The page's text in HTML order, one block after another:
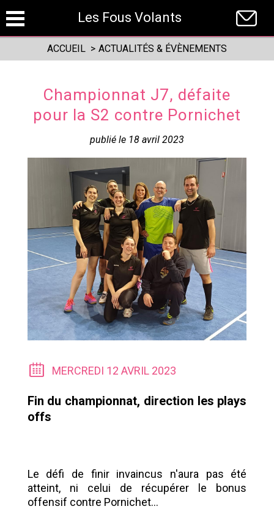
Les Fous Volants
ACCUEIL > ACTUALITÉS & ÉVÈNEMENTS
Championnat J7, défaite
pour la S2 contre Pornichet
publié le 18 avril 2023
MERCREDI 12 AVRIL 2023
Fin du championnat, direction les plays
offs
Le défi de finir invaincus n'aura pas été
atteint, ni celui de récupérer le bonus
offensif contre Pornichet...